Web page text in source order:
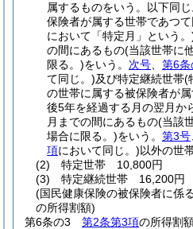
属するものをいう。以下同
保険者が属する世帯であつ
において「特定月」という。
の間にあるもの(当該世帯に
限る。)をいう。 次号 第6条
て同じ。)及び特定継続世帯(
の世帯に属する被保険者が
後5年を経過する月の翌月か
月までの間にあるもの(当該
場合に限る。)をいう。 第3号
項において同じ。)以外の世
(2)
特定世帯 10,800円
(3)
特定継続世帯 16,200円
(国民健康保険の被保険者に係
の所得割額)
第6条の3
第2条第3項の所得割